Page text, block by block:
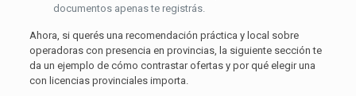
documentos apenas te registrás.
Ahora, si querés una recomendación práctica y local sobre
operadoras con presencia en provincias, la siguiente sección te
da un ejemplo de cómo contrastar ofertas y por qué elegir una
con licencias provinciales importa.